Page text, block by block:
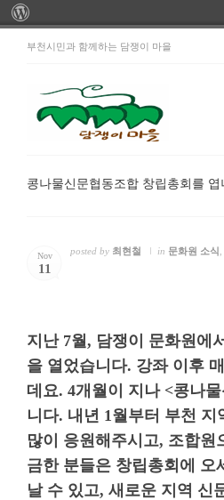
부천시민과 함께하는 담쟁이 마을
콩나물신문협동조합 창립총회를 엽
Nov
11
posted by 최현철 in 문화원 소식
지난 7월, 담쟁이 문화원에
을 열었습니다. 강좌 이후
데요. 4개월이 지나 <콩나
니다. 내년 1월부터 부천
많이 응원해주시고, 조합
금한 분들은 창립총회에 오
날 수 있고, 새로운 지역 신